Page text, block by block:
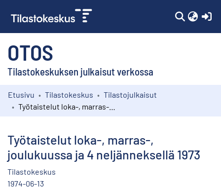
OTOS
Tilastokeskuksen julkaisut verkossa
Kokoelmat
Etusivu Tilastokeskus
Tilastojulkaisut
Työtaistelut loka-, marras-,
joulukuussa ja 4 neljänneksellä 1973
Tilastokeskus
1974-06-13